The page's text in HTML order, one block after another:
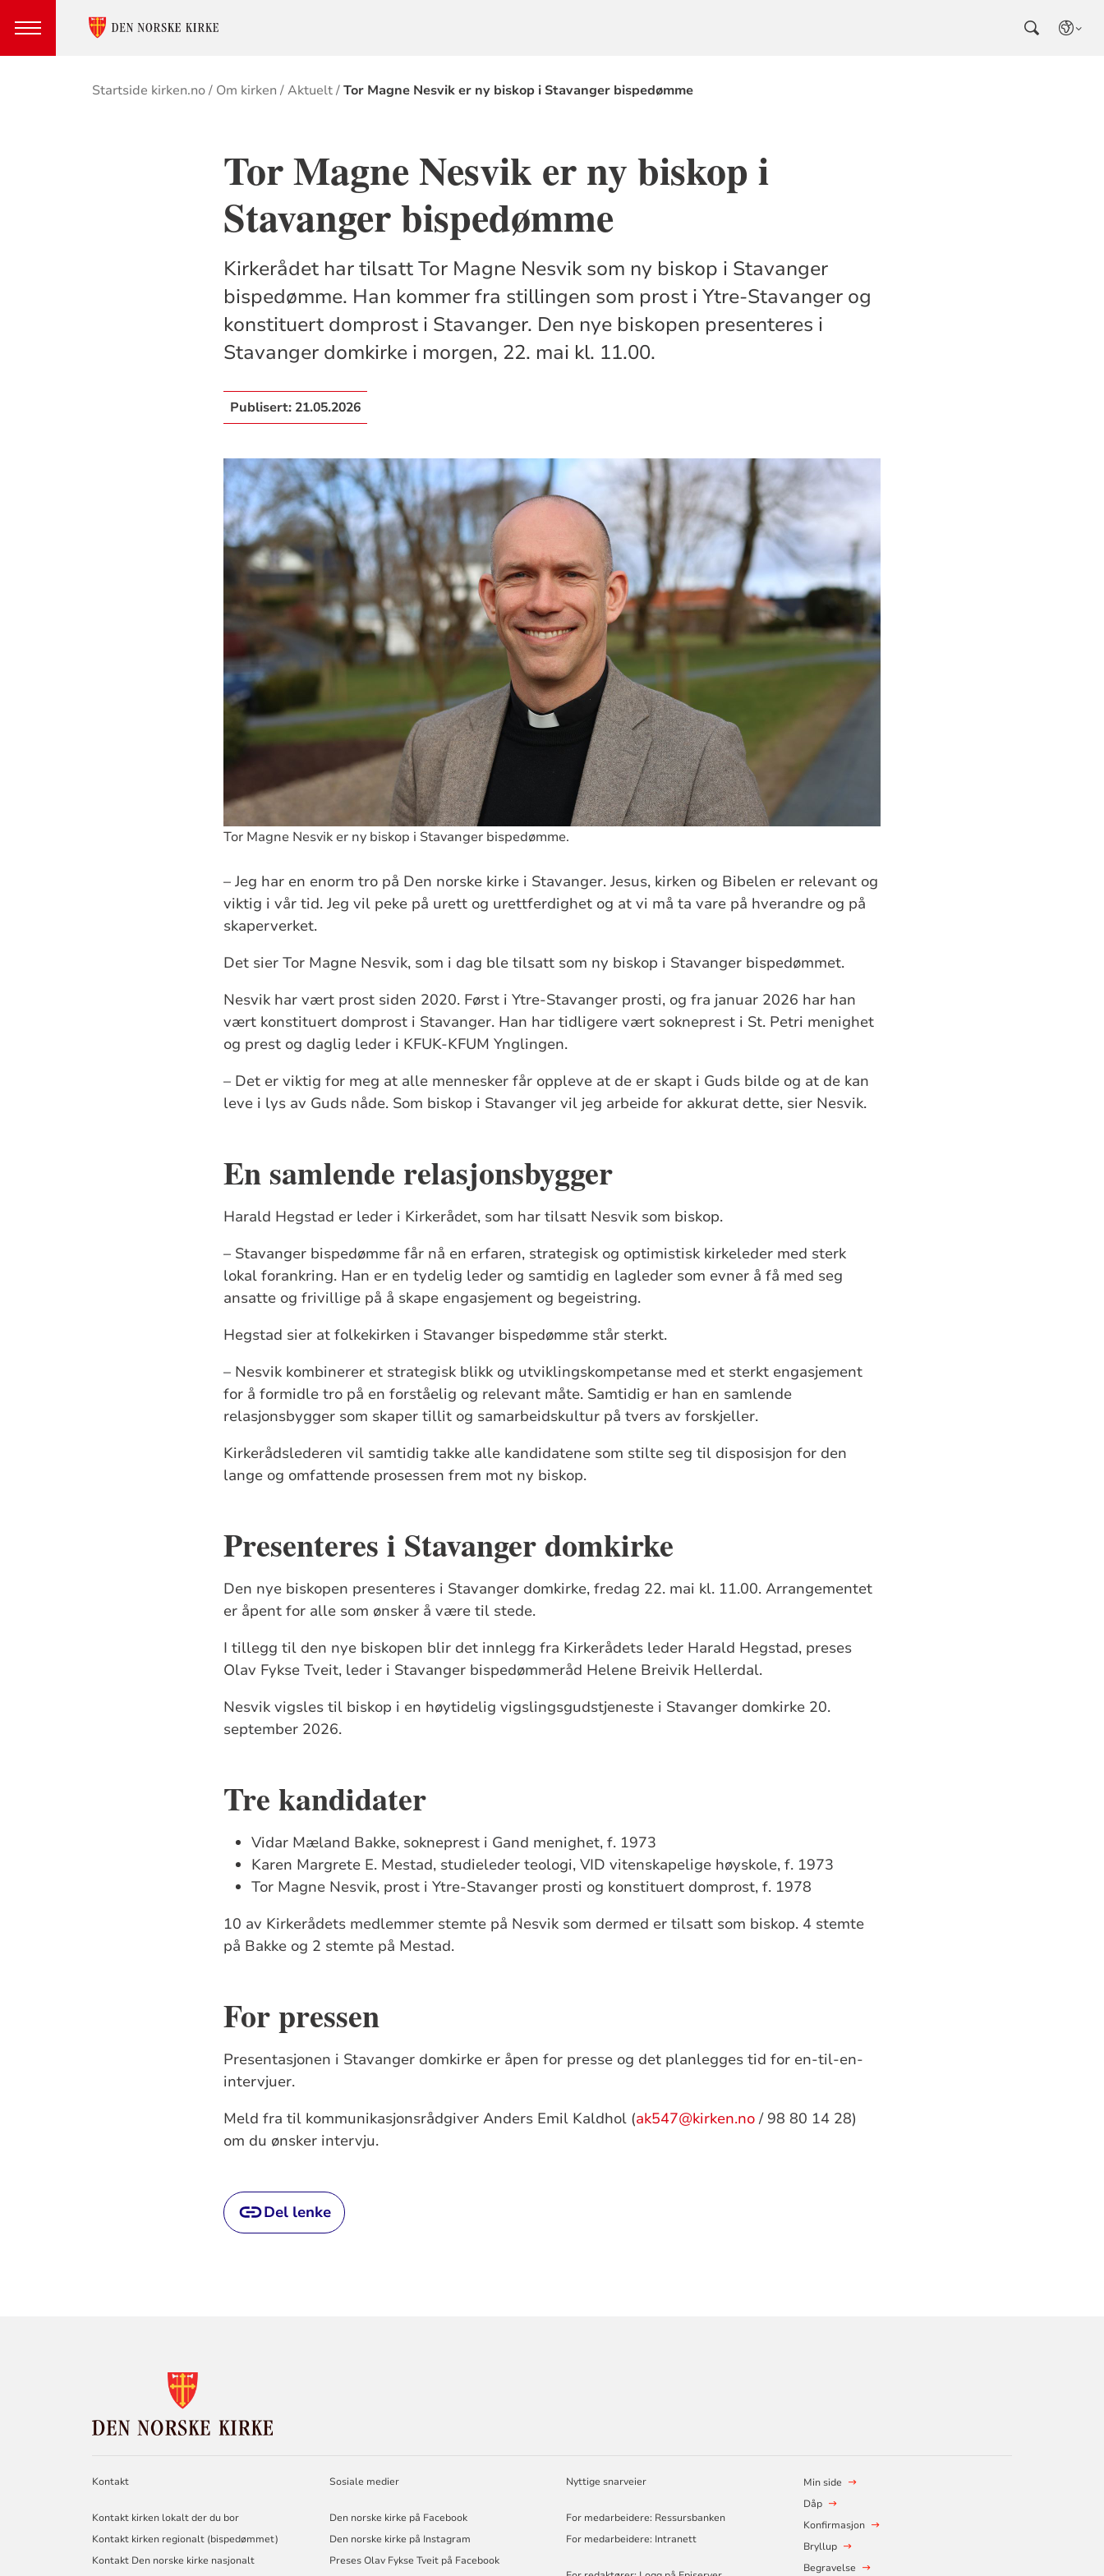
Brødsmulesti
Startside kirken.no Om kirken Aktuelt Tor Magne Nesvik er ny biskop i Stavanger bispedømme
Tor Magne Nesvik er ny biskop i
Stavanger bispedømme
Kirkerådet har tilsatt Tor Magne Nesvik som ny biskop i Stavanger
bispedømme. Han kommer fra stillingen som prost i Ytre-Stavanger og
konstituert domprost i Stavanger. Den nye biskopen presenteres i
Stavanger domkirke i morgen, 22. mai kl. 11.00.
Publisert: 21.05.2026
Tor Magne Nesvik er ny biskop i Stavanger bispedømme.
– Jeg har en enorm tro på Den norske kirke i Stavanger. Jesus, kirken og Bibelen er relevant og
viktig i vår tid. Jeg vil peke på urett og urettferdighet og at vi må ta vare på hverandre og på
skaperverket.
Det sier Tor Magne Nesvik, som i dag ble tilsatt som ny biskop i Stavanger bispedømmet.
Nesvik har vært prost siden 2020. Først i Ytre-Stavanger prosti, og fra januar 2026 har han
vært konstituert domprost i Stavanger. Han har tidligere vært sokneprest i St. Petri menighet
og prest og daglig leder i KFUK-KFUM Ynglingen.
– Det er viktig for meg at alle mennesker får oppleve at de er skapt i Guds bilde og at de kan
leve i lys av Guds nåde. Som biskop i Stavanger vil jeg arbeide for akkurat dette, sier Nesvik.
En samlende relasjonsbygger
Harald Hegstad er leder i Kirkerådet, som har tilsatt Nesvik som biskop.
– Stavanger bispedømme får nå en erfaren, strategisk og optimistisk kirkeleder med sterk
lokal forankring. Han er en tydelig leder og samtidig en lagleder som evner å få med seg
ansatte og frivillige på å skape engasjement og begeistring.
Hegstad sier at folkekirken i Stavanger bispedømme står sterkt.
– Nesvik kombinerer et strategisk blikk og utviklingskompetanse med et sterkt engasjement
for å formidle tro på en forståelig og relevant måte. Samtidig er han en samlende
relasjonsbygger som skaper tillit og samarbeidskultur på tvers av forskjeller.
Kirkerådslederen vil samtidig takke alle kandidatene som stilte seg til disposisjon for den
lange og omfattende prosessen frem mot ny biskop.
Presenteres i Stavanger domkirke
Den nye biskopen presenteres i Stavanger domkirke, fredag 22. mai kl. 11.00. Arrangementet
er åpent for alle som ønsker å være til stede.
I tillegg til den nye biskopen blir det innlegg fra Kirkerådets leder Harald Hegstad, preses
Olav Fykse Tveit, leder i Stavanger bispedømmeråd Helene Breivik Hellerdal.
Nesvik vigsles til biskop i en høytidelig vigslingsgudstjeneste i Stavanger domkirke 20.
september 2026.
Tre kandidater
Vidar Mæland Bakke, sokneprest i Gand menighet, f. 1973
Karen Margrete E. Mestad, studieleder teologi, VID vitenskapelige høyskole, f. 1973
Tor Magne Nesvik, prost i Ytre-Stavanger prosti og konstituert domprost, f. 1978
10 av Kirkerådets medlemmer stemte på Nesvik som dermed er tilsatt som biskop. 4 stemte
på Bakke og 2 stemte på Mestad.
For pressen
Presentasjonen i Stavanger domkirke er åpen for presse og det planlegges tid for en-til-en-
intervjuer.
Meld fra til kommunikasjonsrådgiver Anders Emil Kaldhol (ak547@kirken.no/ 98 80 14 28)
om du ønsker intervju.
Del lenke
NORSKE
KIRKE
Kontakt
Kontakt kirken lokalt der du bor
Kontakt kirken regionalt (bispedømmet)
Kontakt Den norske kirke nasjonalt
Sosiale medier
Den norske kirke på Facebook
Den norske kirke på Instagram
Preses Olav Fykse Tveit på Facebook
Nyttige snarveier
For medarbeidere: Ressursbanken
For medarbeidere: Intranett
Min side
Dåp
Konfirmasjon
Bryllup
Begravelse